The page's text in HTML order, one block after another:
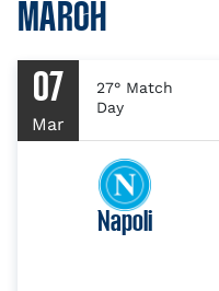
MARCH
07
Mar
27° Match
Day
Napoli